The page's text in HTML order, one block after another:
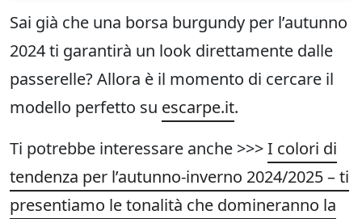
Sai già che una borsa burgundy per l’autunno
2024 ti garantirà un look direttamente dalle
passerelle? Allora è il momento di cercare il
modello perfetto su escarpe.it.
Ti potrebbe interessare anche >>>I colori di
tendenza per l’autunno-inverno 2024/2025 – ti
presentiamo le tonalità che domineranno la